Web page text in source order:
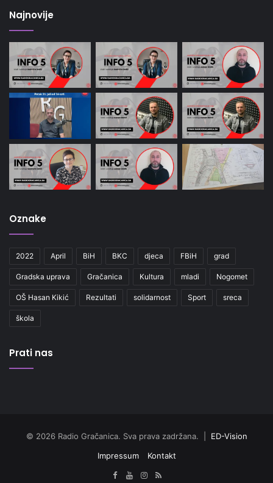
Najnovije
Oznake
2022 April BiH BKC djeca FBiH grad
Gradska uprava Gračanica Kultura mladi Nogomet
OŠ Hasan Kikić Rezultati solidarnost Sport sreca
škola
Prati nas
© 2026 Radio Gračanica. Sva prava zadržana. | ED-Vision
Impressum
Kontakt